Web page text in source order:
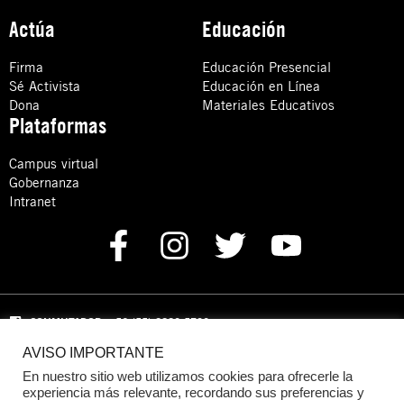
Actúa
Firma
Sé Activista
Dona
Educación
Educación Presencial
Educación en Línea
Materiales Educativos
Plataformas
Campus virtual
Gobernanza
Intranet
CONMUTADOR: +52 (55) 8880 5730
Domicilio: Calle Hércules 13,
Benito Juárez, C.P. 03940 Ciudad de México, CDMX
AVISO IMPORTANTE
En nuestro sitio web utilizamos cookies para ofrecerle la
experiencia más relevante, recordando sus preferencias y